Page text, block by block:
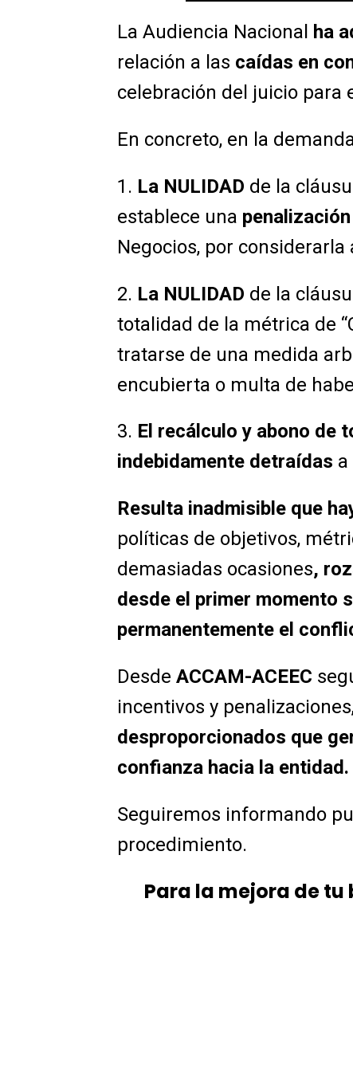
La Audiencia Nacional ha
relación a las caídas en
celebración del juicio para
En concreto, en la
1. La NULIDAD de la
establece una
Negocios, por
2. La NULIDAD de la
totalidad de la métrica de
tratarse de una medida
encubierta o multa de
3. El recálculo y abono de
indebidamente detraídas
Resulta inadmisible que
políticas de objetivos,
demasiadas ocasiones,
desde el primer momento
permanentemente el
Desde ACCAM-ACEEC
incentivos y
desproporcionados que
confianza hacia la entidad.
Seguiremos informando
procedimiento.
Para la mejora de tu